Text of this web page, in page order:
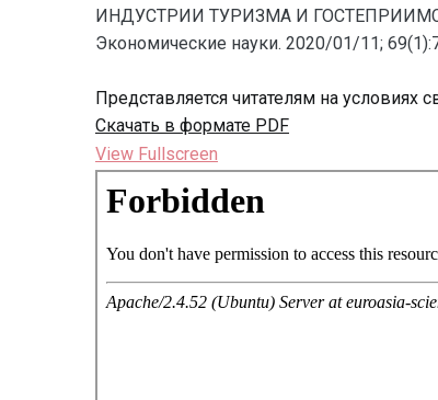
ИНДУСТРИИ ТУРИЗМА И
Экономические науки. 2020/01/11;
Представляется читателям на условиях
Скачать в формате PDF
View Fullscreen
Перейти
содержимому